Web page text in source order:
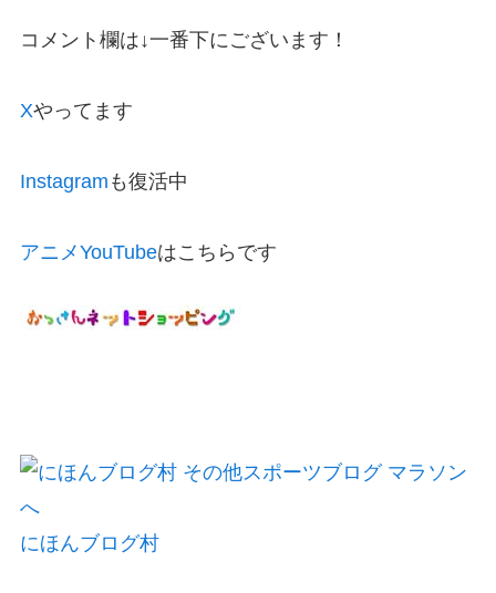
コメント欄は↓一番下にございます！
Xやってます
Instagram も復活中
アニメYouTubeはこちらです
にほんブログ村